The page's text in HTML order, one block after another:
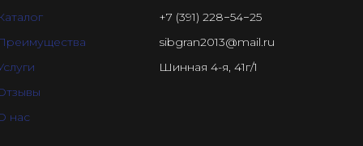
нас
+7 (391) 228−54−25
sibgran2013@mail.ru
Шинная 4-я, 41г/1